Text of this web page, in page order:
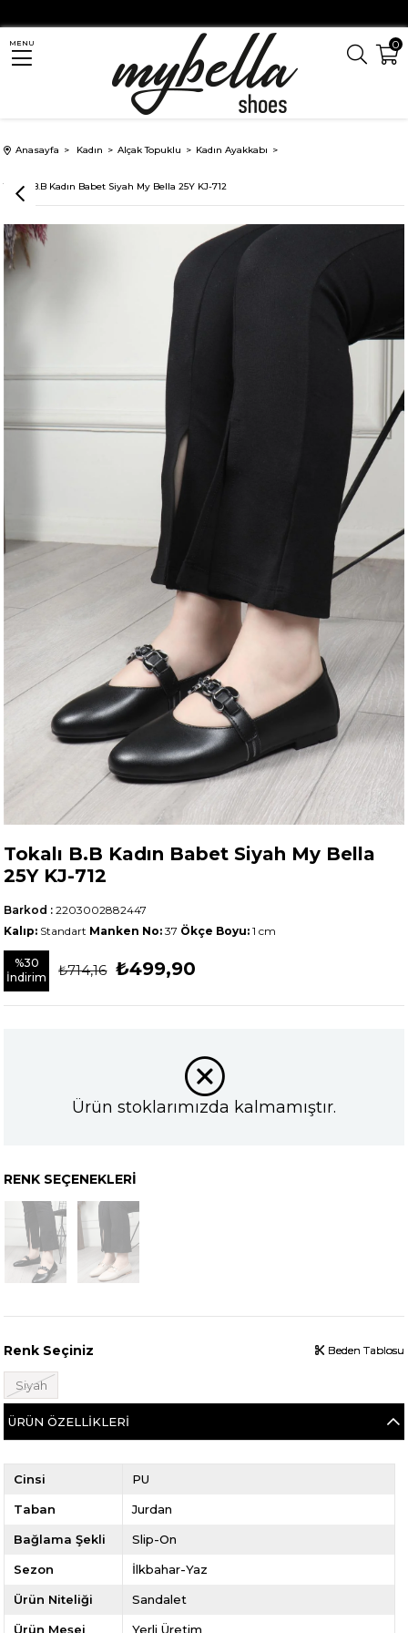
MENU 0
Anasayfa Kadın Alçak Topuklu Kadın Ayakkabı
Tokalı B.B Kadın Babet Siyah My Bella 25Y KJ-712
Tokalı B.B Kadın Babet Siyah My Bella
25Y KJ-712
Barkod : 2203002882447
Kalıp: Standart Manken No: 37 Ökçe Boyu:1 cm
%30
İndirim
₺714,16 ₺499,90
Ürün stoklarımızda kalmamıştır.
RENK SEÇENEKLERI
Renk Seçiniz
Siyah
Beden Tablosu
Beden Tablosu
Beden Tablosu
ÜRÜN ÖZELLIKLERI
Cinsi PU
Taban Jurdan
Bağlama Şekli Slip-On
Sezon İlkbahar-Yaz
Ürün Niteliği Sandalet
Ürün Meşei Yerli Üretim